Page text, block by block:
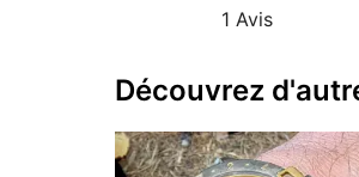
1 Avis
Découvrez